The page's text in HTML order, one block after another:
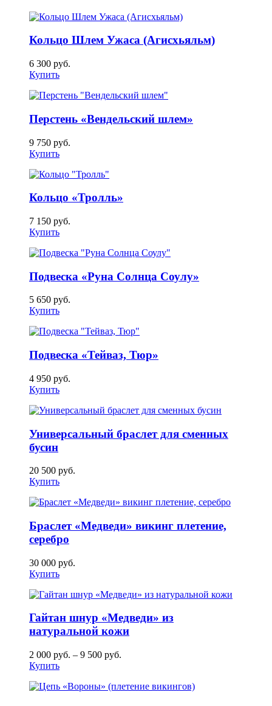
Кольцо Шлем Ужаса (Агисхьяльм)
6 300 руб.
Купить
Перстень «Вендельский шлем»
9 750 руб.
Купить
Кольцо «Тролль»
7 150 руб.
Купить
Подвеска «Руна Солнца Соулу»
5 650 руб.
Купить
Подвеска «Тейваз, Тюр»
4 950 руб.
Купить
Универсальный браслет для сменных
бусин
20 500 руб.
Купить
Браслет «Медведи» викинг плетение,
серебро
30 000 руб.
Купить
Гайтан шнур «Медведи» из
натуральной кожи
2 000 руб. – 9 500 руб.
Купить